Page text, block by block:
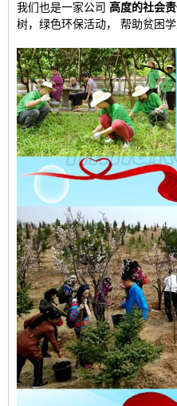
我们也是一家公司 高度的社会
树，绿色环保活动， 帮助贫困